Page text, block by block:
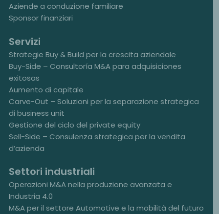
Aziende a conduzione familiare
Sponsor finanziari
Servizi
Strategie Buy & Build per la crescita aziendale
Buy-Side – Consultoría M&A para adquisiciones
exitosas
Aumento di capitale
Carve-Out – Soluzioni per la separazione strategica
di business unit
Gestione del ciclo del private equity
Sell-Side – Consulenza strategica per la vendita
d’azienda
Settori industriali
Operazioni M&A nella produzione avanzata e
Industria 4.0
M&A per il settore Automotive e la mobilità del futuro